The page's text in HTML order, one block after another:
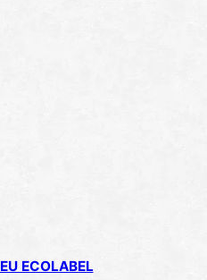
EU ECOLABEL